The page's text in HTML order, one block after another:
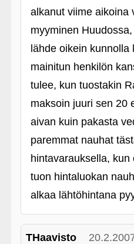
alkanut viime aikoina
myyminen
lähde oikein
mainitun henkilön
tulee, kun tuostakin
maksoin juuri sen 20
aivan kuin pakasta
paremmat nauhat
hintavarauksella,
tuon hintaluokan
alkaa lähtöhintana
THaavisto